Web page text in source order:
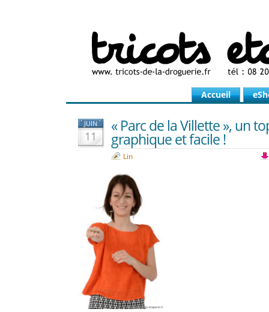
Accueil
JUIN
11
« Parc de la Villette », un
graphique et facile !
Lin